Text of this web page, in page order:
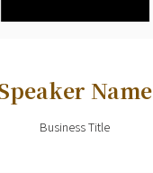
Name
Business Title